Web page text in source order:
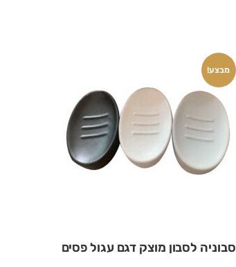
מבצע!
סבוניה לסבון מוצק דגם עגול פסים